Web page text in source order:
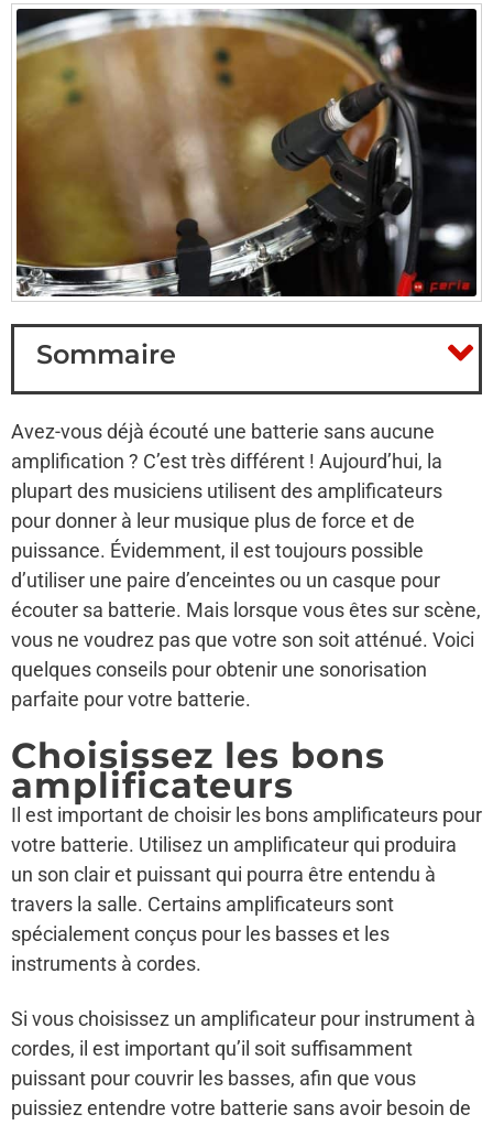
Sommaire
Avez-vous déjà écouté une batterie sans aucune
amplification ? C’est très différent ! Aujourd’hui, la
plupart des musiciens utilisent des amplificateurs
pour donner à leur musique plus de force et de
puissance. Évidemment, il est toujours possible
d’utiliser une paire d’enceintes ou un casque pour
écouter sa batterie. Mais lorsque vous êtes sur scène,
vous ne voudrez pas que votre son soit atténué. Voici
quelques conseils pour obtenir une sonorisation
parfaite pour votre batterie.
Choisissez les bons
amplificateurs
Il est important de choisir les bons amplificateurs pour
votre batterie. Utilisez un amplificateur qui produira
un son clair et puissant qui pourra être entendu à
travers la salle. Certains amplificateurs sont
spécialement conçus pour les basses et les
instruments à cordes.
Si vous choisissez un amplificateur pour instrument à
cordes, il est important qu’il soit suffisamment
puissant pour couvrir les basses, afin que vous
puissiez entendre votre batterie sans avoir besoin de